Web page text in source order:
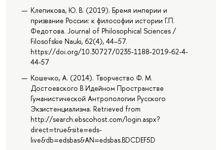
Клепикова, Ю. В. (2019). Бремя империи и
призвание России: к философии истории Г.П.
Федотова. Journal of Philosophical Sciences /
Filosofskie Nauki, 62(4), 44–57.
https://doi.org/10.30727/0235-1188-2019-62-4-
44-57
Кошечко, А. (2014). Творчество Ф. М.
Достоевского В Идейном Пространстве
Гуманистической Антропологии Русского
Экзистенциализма. Retrieved from
http://search.ebscohost.com/login.aspx?
direct=true&site=eds-
live&db=edsbas&AN=edsbas.BDCDEF5D